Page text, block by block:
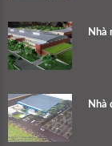
Nhà
Nhà